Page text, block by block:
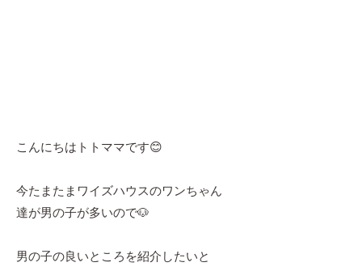
こんにちはトトママです😊
今たまたまワイズハウスのワンちゃん
達が男の子が多いので🐶
男の子の良いところを紹介したいと